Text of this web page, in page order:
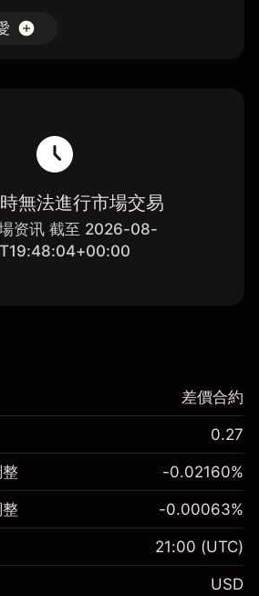
無法進行市場交易
资讯 截至 2026-08-
差價合約交易。
差價合約
0.27
-0.02160%
-0.00063%
21:00 (UTC)
USD